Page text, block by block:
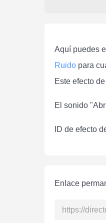
Aquí puedes
Ruido para
Este efecto
El sonido
ID de efecto
Enlace